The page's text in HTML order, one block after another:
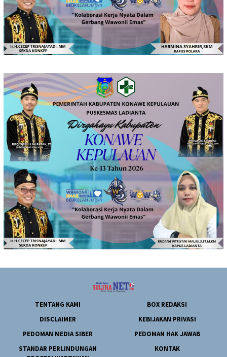
TENTANG KAMI
BOX REDAKSI
DISCLAIMER
KEBIJAKAN PRIVASI
PEDOMAN MEDIA SIBER
PEDOMAN HAK JAWAB
STANDAR PERLINDUNGAN
KONTAK